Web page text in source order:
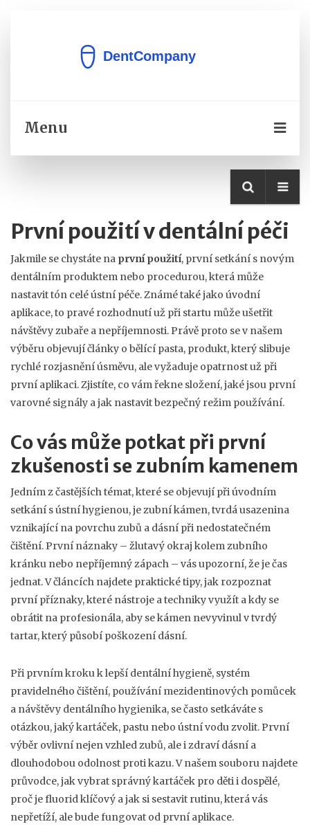
Menu
První použití v dentální péči
Jakmile se chystáte na první použití, první setkání s novým
dentálním produktem nebo procedurou, která může
nastavit tón celé ústní péče. Známé také jako úvodní
aplikace, to pravé rozhodnutí už při startu může ušetřit
návštěvy zubaře a nepříjemnosti. Právě proto se v našem
výběru objevují články o bělící pasta, produkt, který slibuje
rychlé rozjasnění úsměvu, ale vyžaduje opatrnost už při
první aplikaci. Zjistíte, co vám řekne složení, jaké jsou první
varovné signály a jak nastavit bezpečný režim používání.
Co vás může potkat při první
zkušenosti se zubním kamenem
Jedním z častějších témat, které se objevují při úvodním
setkání s ústní hygienou, jezubní kámen,tvrdá usazenina
vznikající na povrchu zubů a dásní při nedostatečném
čištění. První náznaky – žlutavý okraj kolem zubního
kránku nebo nepříjemný zápach – vás upozorní, že je čas
jednat. V článcích najdete praktické tipy, jak rozpoznat
první příznaky, které nástroje a techniky využít a kdy se
obrátit na profesionála, aby se kámen nevyvinul v tvrdý
tartar, který působí poškození dásní.
Při prvním kroku k lepší dentální hygieně, systém
pravidelného čištění, používání mezidentinových pomůcek
a návštěvy dentálního hygienika, se často setkáváte s
otázkou, jaký kartáček, pastu nebo ústní vodu zvolit. První
výběr ovlivní nejen vzhled zubů, ale i zdraví dásní a
dlouhodobou odolnost proti kazu. V našem souboru najdete
průvodce, jak vybrat správný kartáček pro děti i dospělé,
proč je fluorid klíčový a jak si sestavit rutinu, která vás
nepřetíží, ale bude fungovat od první aplikace.